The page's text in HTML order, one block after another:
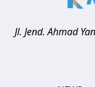
Jl. Jend. Ahmad